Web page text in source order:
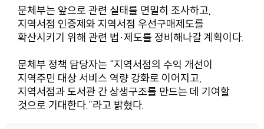
문체부는 앞으로 관련 실태를 면밀히 조사하고,
지역서점 인증제와 지역서점 우선구매제도를
확산시키기 위해 관련 법·제도를 정비해나갈 계획이다.
문체부 정책 담당자는 “지역서점의 수익 개선이
지역주민 대상 서비스 역량 강화로 이어지고,
지역서점과 도서관 간 상생구조를 만드는 데 기여할
것으로 기대한다.”라고 밝혔다.